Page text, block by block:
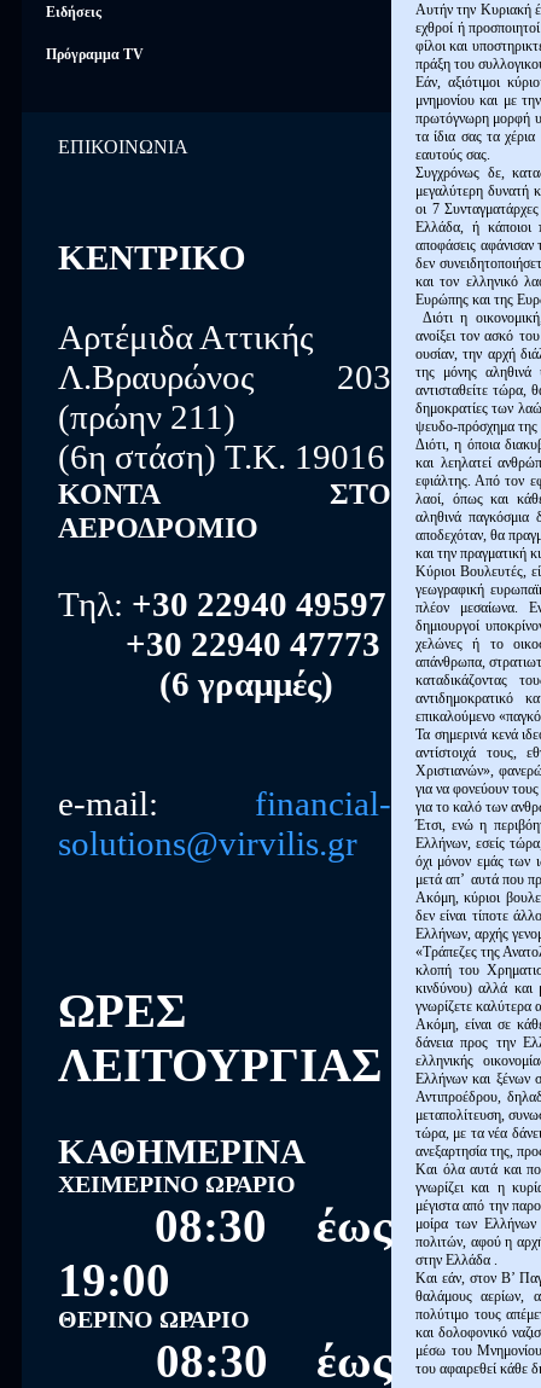
Ειδήσεις
Πρόγραμμα TV
ΕΠΙΚΟΙΝΩΝΙΑ
ΚΕΝΤΡΙΚΟ
Αρτέμιδα Αττικής
Λ.Βραυρώνος 203
(πρώην 211)
(6η στάση) Τ.Κ. 19016
ΚΟΝΤΑ ΣΤΟ
ΑΕΡΟΔΡΟΜΙΟ
Τηλ: +30 22940 49597
+30 22940 47773
(6 γραμμές)
e-mail: financial-
solutions@virvilis.gr
ΩΡΕΣ
ΛΕΙΤΟΥΡΓΙΑΣ
ΚΑΘΗΜΕΡΙΝΑ
ΧΕΙΜΕΡΙΝΟ ΩΡΑΡΙΟ
08:30 έως
19:00
ΘΕΡΙΝΟ ΩΡΑΡΙΟ
08:30 έως
Αυτήν την Κυριακή
εχθροί ή
φίλοι και
πράξη του
Εάν, αξιότιμοι
μνημονίου και με
πρωτόγνωρη μορφή
τα ίδια σας τα χέρια
εαυτούς σας.
Συγχρόνως δε,
μεγαλύτερη δυνατή
οι 7
Ελλάδα, ή κάποιοι
αποφάσεις αφάνισαν
δεν
και τον ελληνικό
Ευρώπης και της
Διότι η
ανοίξει τον ασκό
ουσίαν, την αρχή
της μόνης αληθινά
αντισταθείτε τώρα,
δημοκρατίες των
ψευδο-πρόσχημα της
Διότι, η όποια
και λεηλατεί
εφιάλτης. Από τον
λαοί, όπως και
αληθινά παγκόσμια
αποδεχόταν, θα
και την πραγματική
Κύριοι Βουλευτές,
γεωγραφική
πλέον μεσαίωνα.
δημιουργοί
χελώνες ή το
απάνθρωπα,
καταδικάζοντας
αντιδημοκρατικό
επικαλούμενο
Τα σημερινά κενά
αντίστοιχά τους,
Χριστιανών»,
για να φονεύουν
για το καλό των
Έτσι, ενώ η
Ελλήνων, εσείς
όχι μόνον εμάς των
μετά απ’ αυτά που
Ακόμη, κύριοι
δεν είναι τίποτε
Ελλήνων, αρχής
«Τράπεζες της
κλοπή του
κινδύνου) αλλά και
γνωρίζετε καλύτερα
Ακόμη, είναι σε
δάνεια προς την
ελληνικής
Ελλήνων και ξένων
Αντιπροέδρου,
μεταπολίτευση,
τώρα, με τα νέα
ανεξαρτησία της,
Και όλα αυτά και
γνωρίζει και η
μέγιστα από την
μοίρα των
πολιτών, αφού η
στην Ελλάδα .
Και εάν, στον Β’
θαλάμους αερίων,
πολύτιμο τους
και δολοφονικό
μέσω του
του αφαιρεθεί κάθε